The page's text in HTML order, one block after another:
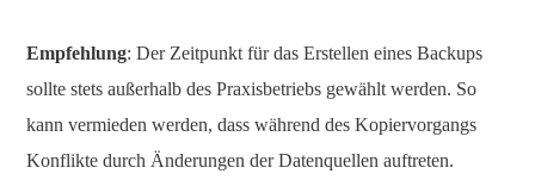
Empfehlung: Der Zeitpunkt für das Erstellen eines Backups
sollte stets außerhalb des Praxisbetriebs gewählt werden. So
kann vermieden werden, dass während des Kopiervorgangs
Konflikte durch Änderungen der Datenquellen auftreten.